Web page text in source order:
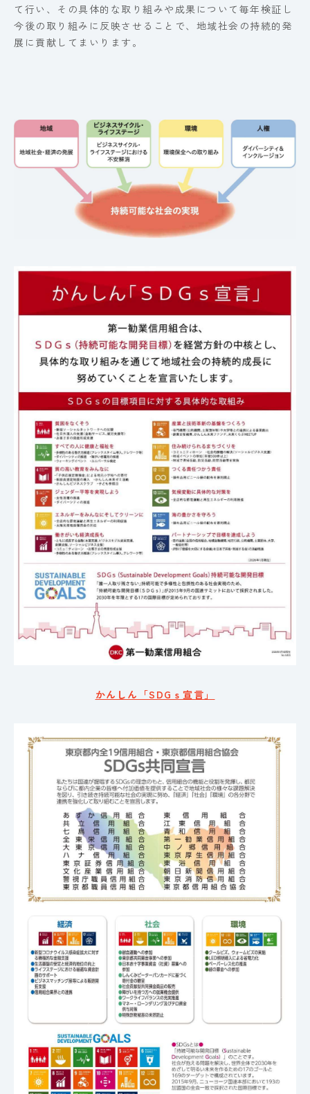
て行い、その具体的な取り組みや成果について毎年検証し
今後の取り組みに反映させることで、地域社会の持続的発
展に貢献してまいります。
かんしん「SDGｓ宣言」